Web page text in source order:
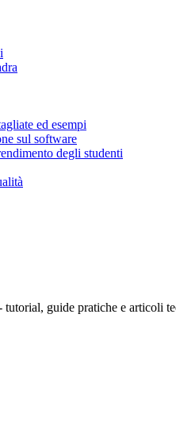
ed esempi
sul software
degli studenti
guide pratiche e articoli